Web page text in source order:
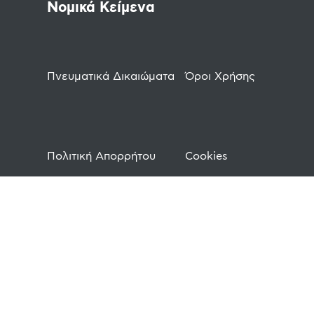
Νομικά Κείμενα
Πνευματικά Δικαιώματα Όροι Χρήσης
Πολιτική Απορρήτου Cookies